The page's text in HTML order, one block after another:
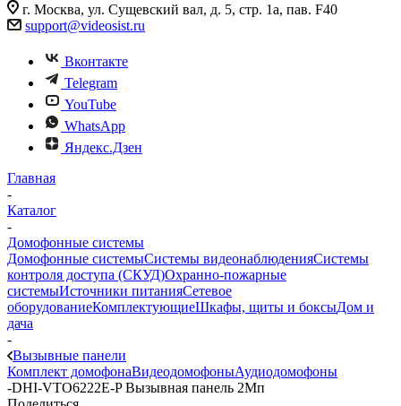
г. Москва, ул. Сущевский вал, д. 5, стр. 1а, пав. F40
support@videosist.ru
Вконтакте
Telegram
YouTube
WhatsApp
Яндекс.Дзен
Главная
-
Каталог
-
Домофонные системы
Домофонные системыСистемы видеонаблюденияСистемы
контроля доступа (СКУД)Охранно-пожарные
системыИсточники питанияСетевое
оборудованиеКомплектующиеШкафы, щиты и боксыДом и
дача
-
Вызывные панели
Комплект домофонаВидеодомофоныАудиодомофоны
-DHI-VTO6222E-P Вызывная панель 2Мп